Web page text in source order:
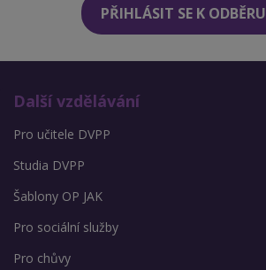
PŘIHLÁSIT SE K ODBĚRU
Další vzdělávání
Pro učitele DVPP
Studia DVPP
Šablony OP JAK
Pro sociální služby
Pro chůvy